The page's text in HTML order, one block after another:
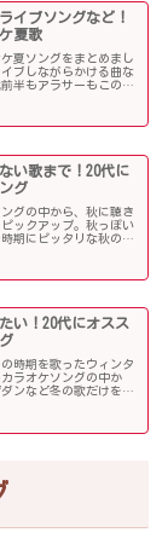
イブソングなど！
夏歌
夏ソングをまとめまし
ブしながらかける曲な
半もアラサーもこの曲
い歌まで！20代に
グ
グの中から、秋に聴き
ックアップ。秋っぽい
期にピッタリな秋の歌
い！20代にオスス
時期を歌ったウィンタ
ラオケソングの中か
ンなど冬の歌だけを個